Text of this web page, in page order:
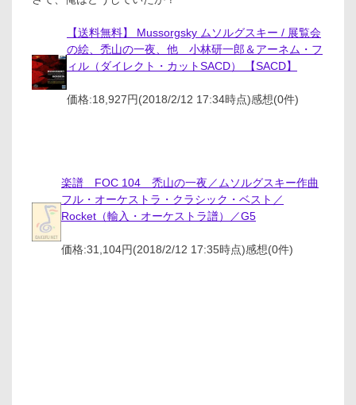
【送料無料】 Mussorgsky ムソルグスキー / 展覧会
の絵、禿山の一夜、他 小林研一郎＆アーネム・フ
ィル（ダイレクト・カットSACD） 【SACD】
価格:18,927円(2018/2/12 17:34時点)感想(0件)
楽譜 FOC 104 禿山の一夜／ムソルグスキー作曲
フル・オーケストラ・クラシック・ベスト／
Rocket（輸入・オーケストラ譜）／G5
価格:31,104円(2018/2/12 17:35時点)感想(0件)